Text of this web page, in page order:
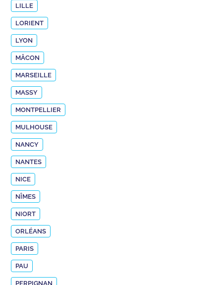
LILLE
LORIENT
LYON
MÂCON
MARSEILLE
MASSY
MONTPELLIER
MULHOUSE
NANCY
NANTES
NICE
NÎMES
NIORT
ORLÉANS
PARIS
PAU
PERPIGNAN